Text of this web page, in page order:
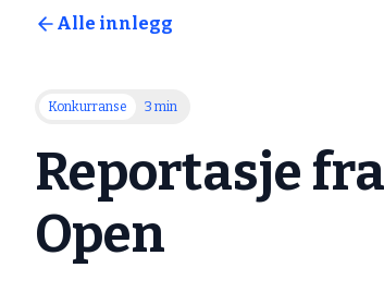
Alle innlegg
Konkurranse 3 min
Reportasje
Open